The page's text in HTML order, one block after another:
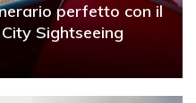
perfetto con il
Sightseeing